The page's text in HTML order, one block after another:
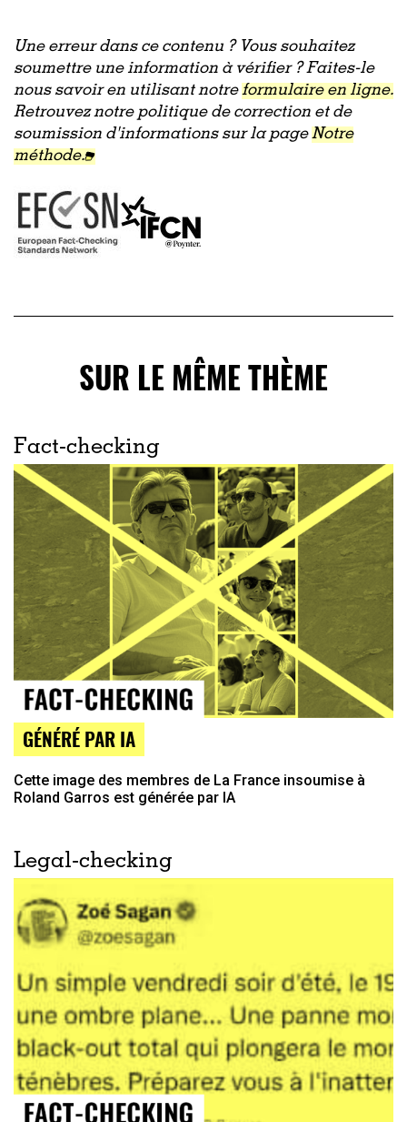
Une erreur dans ce contenu ? Vous souhaitez
soumettre une information à vérifier ? Faites-le
nous savoir en utilisant notreformulaire en ligne.
Retrouvez notre politique de correction et de
soumission d'informations sur la pageNotre
méthode.
SUR LE MÊME THÈME
Fact-checking
GÉNÉRÉ PAR IA
Cette image des membres de La France insoumise à
Roland Garros est générée par IA
Legal-checking